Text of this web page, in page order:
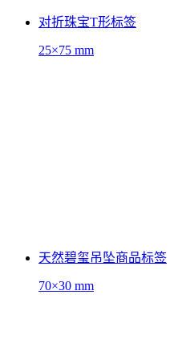
对折珠宝T形标签
25×75 mm
天然碧玺吊坠商品标签
70×30 mm